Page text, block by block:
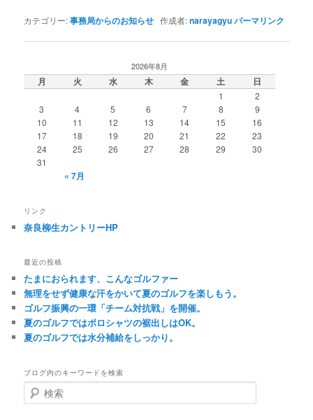
カテゴリー:事務局からのお知らせ 作成者:narayagyuパーマリンク
2026年8月
月 火 水 木 金 土 日
1
2
3
4 5 6 7 8
9
10
11 12 13 14 15
16
17
18 19 20 21 22
23
24
25 26 27 28 29
30
31
« 7月
リンク
奈良柳生カントリーHP
最近の投稿
たまにおられます、こんなゴルファー
無理をせず健康な汗をかいて夏のゴルフを楽しもう。
ゴルフ振興の一環「チーム対抗戦」を開催。
夏のゴルフではポロシャツの裾出しはOK。
夏のゴルフでは水分補給をしっかり。
ブログ内のキーワードを検索
検
索